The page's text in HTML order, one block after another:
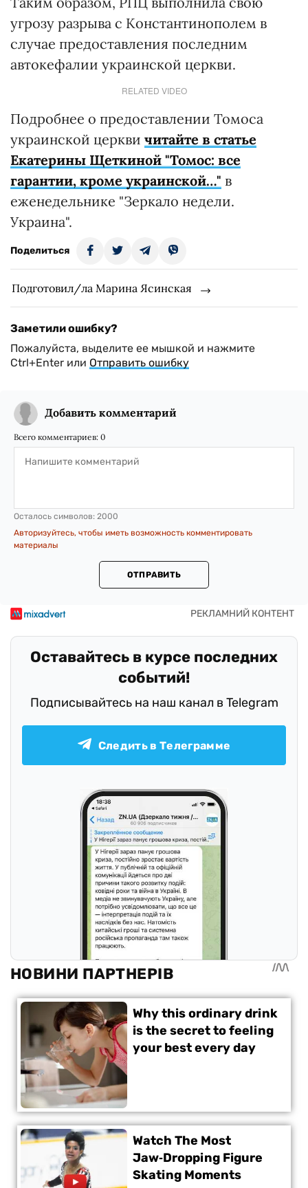
угрозу разрыва с Константинополем в
случае предоставления последним
автокефалии украинской церкви.
RELATED VIDEO
Подробнее о предоставлении Томоса
украинской церкви читайте в статье
Екатерины Щеткиной "Томос: все
гарантии, кроме украинской…" в
еженедельнике "Зеркало недели.
Украина".
Поделиться
Подготовил/ла Марина Ясинская
Заметили ошибку?
Пожалуйста, выделите ее мышкой и нажмите
Ctrl+Enter или Отправить ошибку
Добавить комментарий
Всего комментариев: 0
Осталось символов: 2000
Авторизуйтесь, чтобы иметь возможность комментировать
материалы
ОТПРАВИТЬ
Оставайтесь в курсе последних
событий!
Подписывайтесь на наш канал в Telegram
Следить в Телеграмме